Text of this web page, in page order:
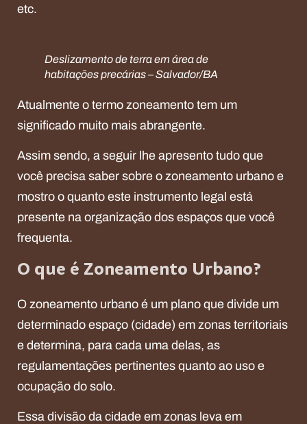
etc.
Deslizamento de terra em área de
habitações precárias – Salvador/BA
Atualmente o termo zoneamento tem um
significado muito mais abrangente.
Assim sendo, a seguir lhe apresento tudo que
você precisa saber sobre o zoneamento urbano e
mostro o quanto este instrumento legal está
presente na organização dos espaços que você
frequenta.
O que é Zoneamento Urbano?
O zoneamento urbano é um plano que divide um
determinado espaço (cidade) em zonas territoriais
e determina, para cada uma delas, as
regulamentações pertinentes quanto ao uso e
ocupação do solo.
Essa divisão da cidade em zonas leva em